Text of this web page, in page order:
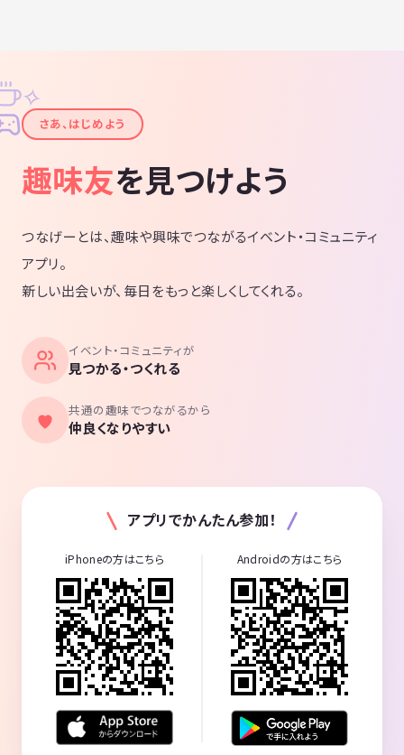
✦
✧
さあ、はじめよう
趣味友を見つけよう
つなげーとは、趣味や興味でつながるイベント・コミュニティ
アプリ。
新しい出会いが、毎日をもっと楽しくしてくれる。
イベント・コミュニティが
見つかる・つくれる
共通の趣味でつながるから
仲良くなりやすい
アプリでかんたん参加！
iPhoneの方はこちら Androidの方はこちら